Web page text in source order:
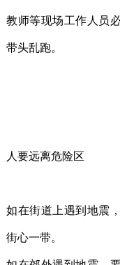
教师等现场工作人员
带头乱跑。
人要远离危险区
如在街道上遇到地震
街心一带。